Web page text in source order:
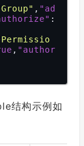
, "ad
:
, "author
结构示例如